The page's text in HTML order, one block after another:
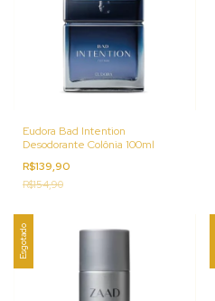
Eudora Bad Intention
Desodorante Colônia 100ml
R$139,90
R$154,90
Esgotado